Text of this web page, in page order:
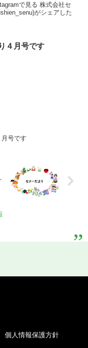
で見る 株式会社セ
がシェアした
４月号です
号です
個人情報保護方針